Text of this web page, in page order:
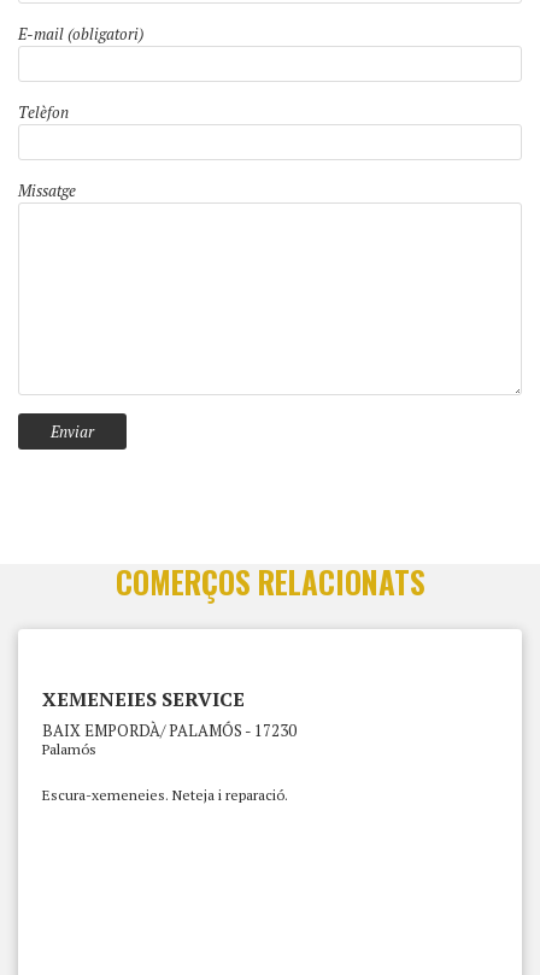
E-mail (obligatori)
Telèfon
Missatge
COMERÇOS RELACIONATS
XEMENEIES SERVICE
BAIX EMPORDÀ/ PALAMÓS - 17230
Palamós
Escura-xemeneies. Neteja i reparació.